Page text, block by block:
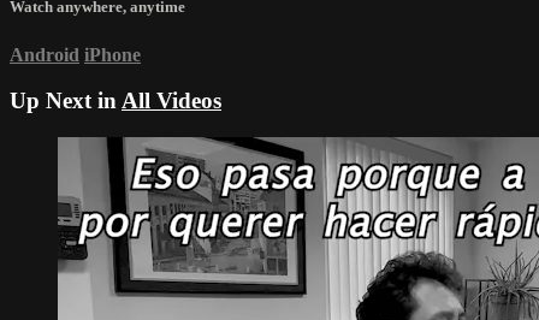
Watch anywhere, anytime
Android iPhone
Up Next inAll Videos